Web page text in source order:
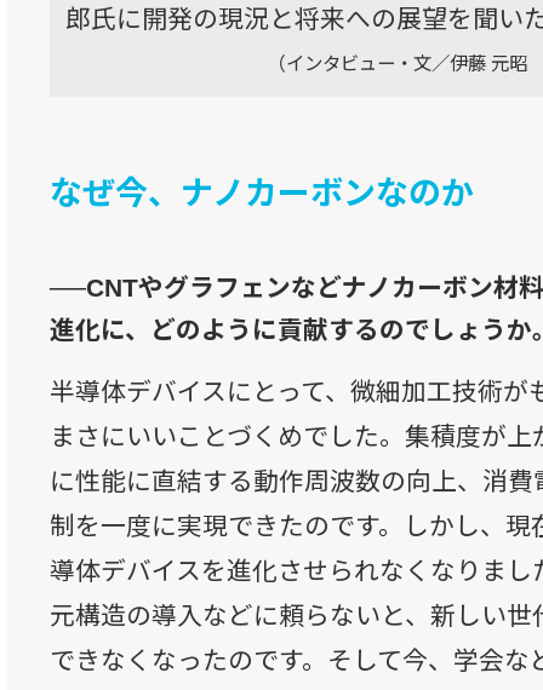
郎氏に開発の現況と将来への展望を聞い
（インタビュー・文／伊藤 元
なぜ今、ナノカーボンなのか
──CNTやグラフェンなどナノカーボン材
進化に、どのように貢献するのでしょうか
半導体デバイスにとって、微細加工技術が
まさにいいことづくめでした。集積度が
に性能に直結する動作周波数の向上、消
制を一度に実現できたのです。しかし、
導体デバイスを進化させられなくなりま
元構造の導入などに頼らないと、新しい
できなくなったのです。そして今、学会